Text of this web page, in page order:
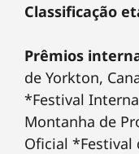
Classificação
Prêmios
de Yorkton,
*Festival
Montanha de
Oficial *Festival